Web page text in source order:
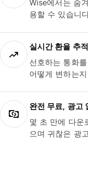
Wise에서는 숨
용할 수 있습니
실시간 환율 추적
선호하는 통화
어떻게 변하는
완전 무료, 광고
몇 초 만에 다운
으며 귀찮은 광